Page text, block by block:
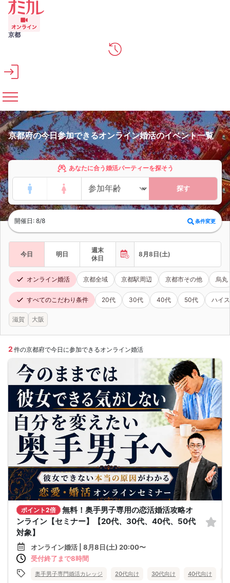
メインコンテンツへスキップ
京都
京都府の今日参加できるオンライン婚活のイベント一覧
あなたに合う婚活パーティーを探そう
探す
開催日: 8/8 条件変更
今日 明日
週末
休日
8月8日(土)
オンライン婚活 京都全域 京都駅周辺 京都市その他 烏丸
すべてのこだわり条件 20代 30代 40代 50代 ハイ
滋賀 大阪
2 件の京都府で今日に参加できるオンライン婚活
ポイント2倍
無料！奥手男子専用の恋活婚活攻略オ
ンライン【セミナー】【20代、30代、40代、50代
対象】
オンライン婚活 | 8月8日(土) 20:00〜
受付終了まで8時間
奥手男子専門婚活カレッジ 20代向け 30代向け 40代向け